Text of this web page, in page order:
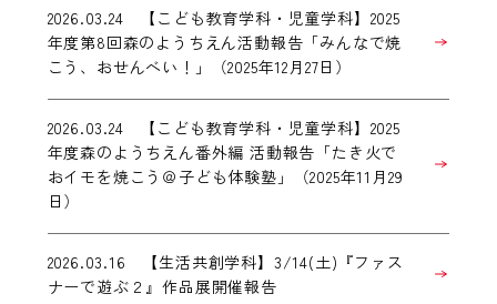
2026.03.24 【こども教育学科・児童学科】2025
年度第8回森のようちえん活動報告「みんなで焼
こう、おせんべい！」（2025年12月27日）
2026.03.24 【こども教育学科・児童学科】2025
年度森のようちえん番外編 活動報告「たき火で
おイモを焼こう＠子ども体験塾」（2025年11月29
日）
2026.03.16 【生活共創学科】3/14(土)『ファス
ナーで遊ぶ２』作品展開催報告